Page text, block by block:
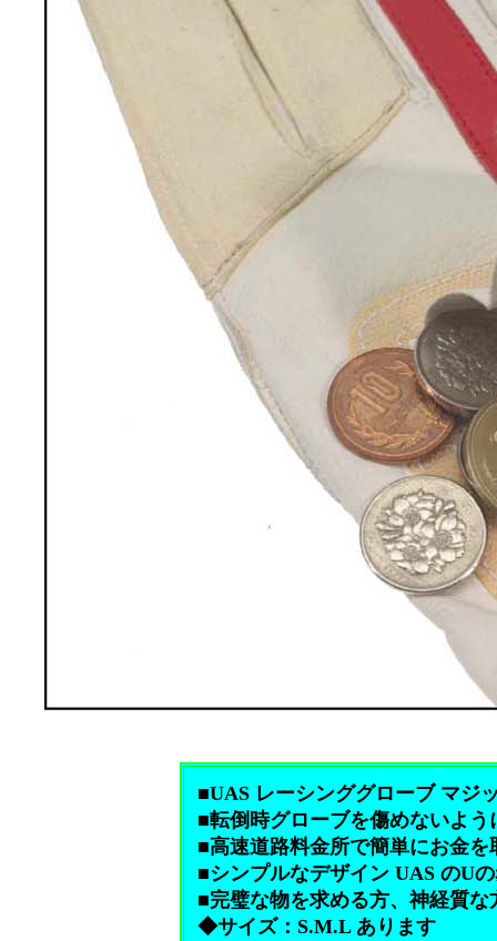
■UAS レーシンググローブ マジ
■転倒時グローブを傷めないよう
■高速道路料金所で簡単にお金
■シンプルなデザイン UAS のU
■完璧な物を求める方、神経質
◆サイズ：S.M.L あります